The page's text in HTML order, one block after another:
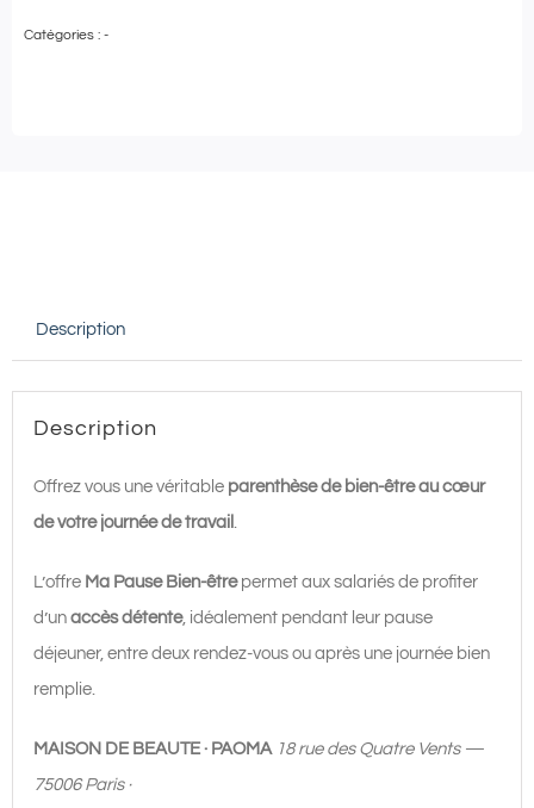
30'
Maison
|
60€
en
Catégories : -
Description
Description
Offrez vous une véritable parenthèse de bien-être au cœur
de votre journée de travail.
L’offre Ma Pause Bien-être permet aux salariés de profiter
d’unaccès détente, idéalement pendant leur pause
déjeuner, entre deux rendez-vous ou après une journée bien
remplie.
MAISON DE BEAUTE · PAOMA 18 rue des Quatre Vents —
75006 Paris ·